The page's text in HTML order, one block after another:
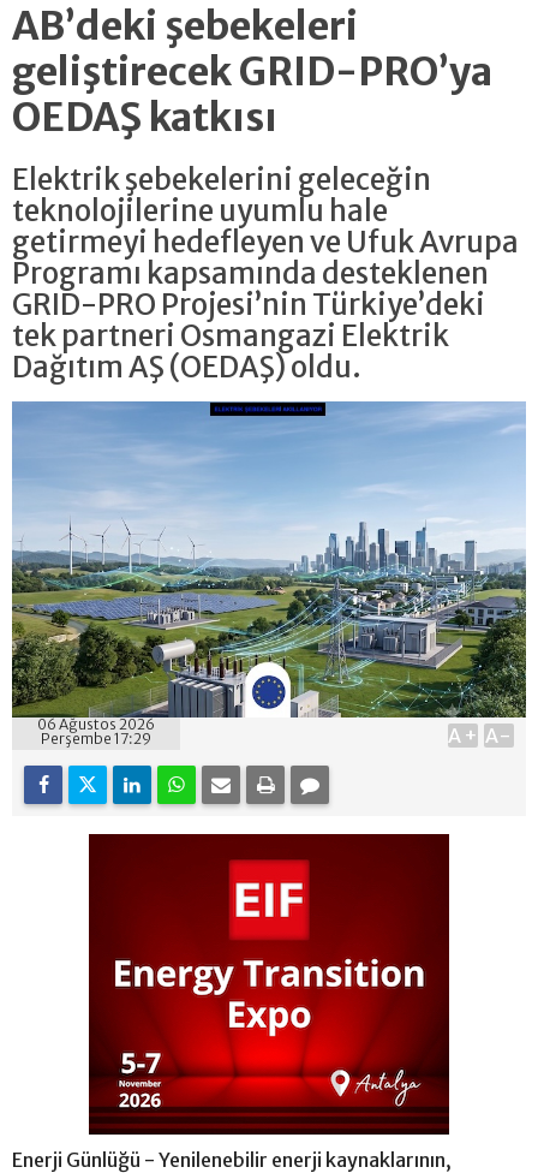
AB’deki şebekeleri
geliştirecek GRID-PRO’ya
OEDAŞ katkısı
Elektrik şebekelerini geleceğin
teknolojilerine uyumlu hale
getirmeyi hedefleyen ve Ufuk Avrupa
Programı kapsamında desteklenen
GRID-PRO Projesi’nin Türkiye’deki
tek partneri Osmangazi Elektrik
Dağıtım AŞ (OEDAŞ) oldu.
06 Ağustos 2026
Perşembe 17:29
A+ A-
Enerji Günlüğü - Yenilenebilir enerji kaynaklarının,